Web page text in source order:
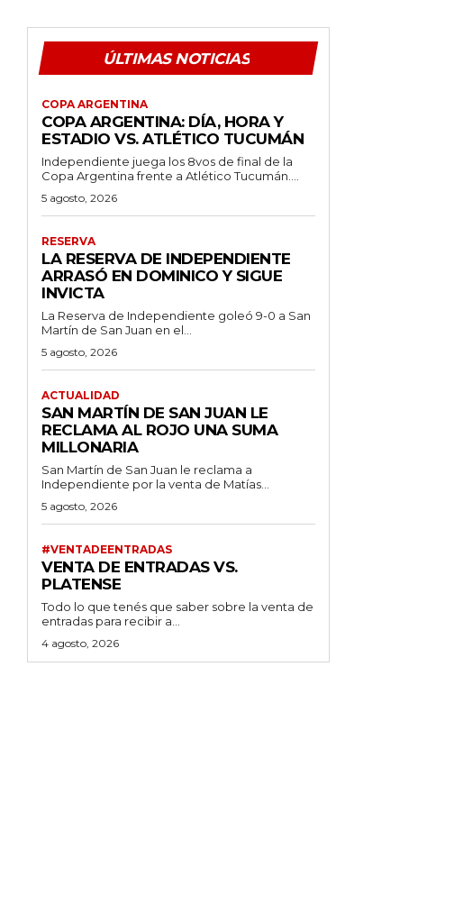
ÚLTIMAS NOTICIAS
COPA ARGENTINA
COPA ARGENTINA: DÍA, HORA Y
ESTADIO VS. ATLÉTICO TUCUMÁN
Independiente juega los 8vos de final de la
Copa Argentina frente a Atlético Tucumán....
5 agosto, 2026
RESERVA
LA RESERVA DE INDEPENDIENTE
ARRASÓ EN DOMINICO Y SIGUE
INVICTA
La Reserva de Independiente goleó 9-0 a San
Martín de San Juan en el...
5 agosto, 2026
ACTUALIDAD
SAN MARTÍN DE SAN JUAN LE
RECLAMA AL ROJO UNA SUMA
MILLONARIA
San Martín de San Juan le reclama a
Independiente por la venta de Matías...
5 agosto, 2026
#VENTADEENTRADAS
VENTA DE ENTRADAS VS.
PLATENSE
Todo lo que tenés que saber sobre la venta de
entradas para recibir a...
4 agosto, 2026